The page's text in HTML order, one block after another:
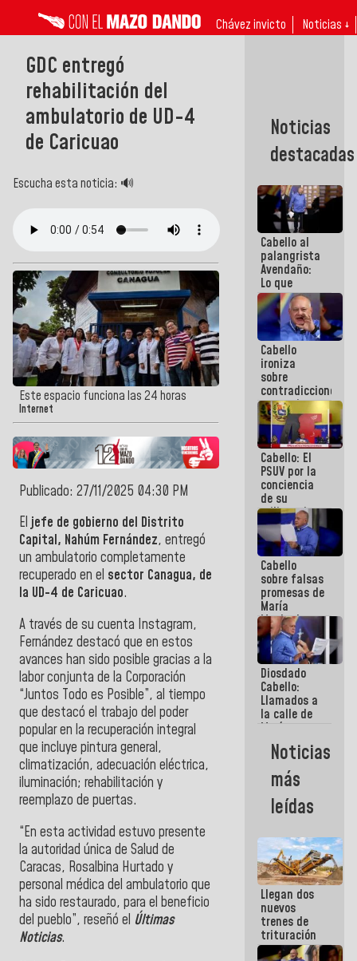
Chávez invicto Noticias ↓
GDC entregó
rehabilitación del
ambulatorio de UD-4
de Caricuao
Escucha esta noticia: 🔊
Este espacio funciona las 24 horas
Internet
Publicado: 27/11/2025 04:30 PM
Eljefe de gobierno del Distrito
Capital, Nahúm Fernández, entregó
un ambulatorio completamente
recuperado en el sector Canagua, de
la UD-4 de Caricuao.
A través de su cuenta Instagram,
Fernández destacó que en estos
avances han sido posible gracias a la
labor conjunta de la Corporación
“Juntos Todo es Posible”, al tiempo
que destacó el trabajo del poder
popular en la recuperación integral
que incluye pintura general,
climatización, adecuación eléctrica,
iluminación; rehabilitación y
reemplazo de puertas.
“En esta actividad estuvo presente
la autoridad única de Salud de
Caracas, Rosalbina Hurtado y
personal médica del ambulatorio que
ha sido restaurado, para el beneficio
del pueblo”, reseñó el Últimas
Noticias.
Noticias
destacadas
Cabello al
palangrista
Avendaño:
Lo que
vayas a
escribir
hazlo hoy
por que no
sabemos si
la semana
que viene
hay
programa
Cabello
ironiza
sobre
contradicciones
y mentiras
de María
Machado:
¡Créanle!
Cabello: El
PSUV por la
conciencia
de su
militancia
es la
organización
política más
sólida de
Venezuela
Cabello
sobre falsas
promesas de
María
Machado:
¿Quién le
puede creer?
¿Y la gente
que ella iba
a salvar en
La Guaira?
Diosdado
Cabello:
Llamados a
la calle de
María
Machado se
estrellaron
de frente
contra el
Pueblo
Noticias
más
leídas
Llegan dos
nuevos
trenes de
trituración
para